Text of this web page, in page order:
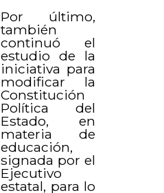
Por último,
también
continuó el
estudio de la
iniciativa para
modificar la
Constitución
Política del
Estado, en
materia de
educación,
signada por el
Ejecutivo
estatal, para lo